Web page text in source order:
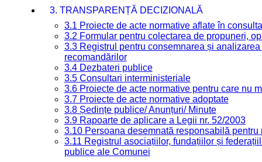
3. TRANSPARENȚĂ DECIZIONALĂ
3.1 Proiecte de acte normative aflate în
3.2 Formular pentru colectarea de propuneri,
3.3 Registrul pentru consemnarea și
recomandărilor
3.4 Dezbateri publice
3.5 Consultari interministeriale
3.6 Proiecte de acte normative pentru care nu
3.7 Proiecte de acte normative adoptate
3.8 Ședințe publice/ Anunțuri/ Minute
3.9 Rapoarte de aplicare a Legii nr. 52/2003
3.10 Persoana desemnată responsabilă
3.11 Registrul asociațiilor, fundațiilor și
publice ale Comunei